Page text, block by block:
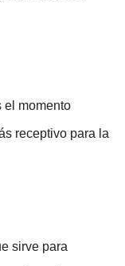
el momento
receptivo para la
sirve para